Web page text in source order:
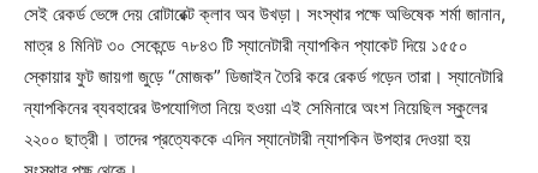
সেই রেকর্ড ভেঙ্গে দেয় রোটারেক্ট ক্লাব অব উখড়া। সংস্থার পক্ষে অভিষেক শর্মা জানান,
মাত্র ৪ মিনিট ৩০ সেকেন্ডে ৭৮৪৩ টি স্যানেটারী ন্যাপকিন প্যাকেট দিয়ে ১৫৫০
স্কোয়ার ফুট জায়গা জুড়ে “মোজক” ডিজাইন তৈরি করে রেকর্ড গড়েন তারা। স্যানেটারি
ন্যাপকিনের ব্যবহারের উপযোগিতা নিয়ে হওয়া এই সেমিনারে অংশ নিয়েছিল স্কুলের
২২০০ ছাত্রী। তাদের প্রত্যেককে এদিন স্যানেটারী ন্যাপকিন উপহার দেওয়া হয়